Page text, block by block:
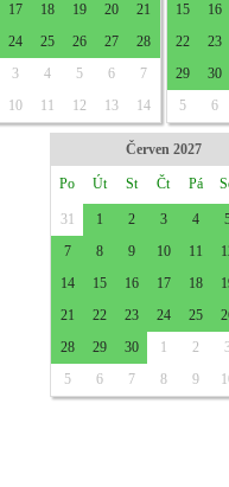
17 18 19 20
21
24 25 26 27
28
3 4 5 6
7
10 11 12 13 14
15
16
22
23
29
30
5
6
Červen 2027
Po Út St Čt Pá
31 1 2 3 4
7
8 9 10 11
14
15 16 17 18
21
22 23 24 25
28
29 30 1 2
5
6 7 8 9